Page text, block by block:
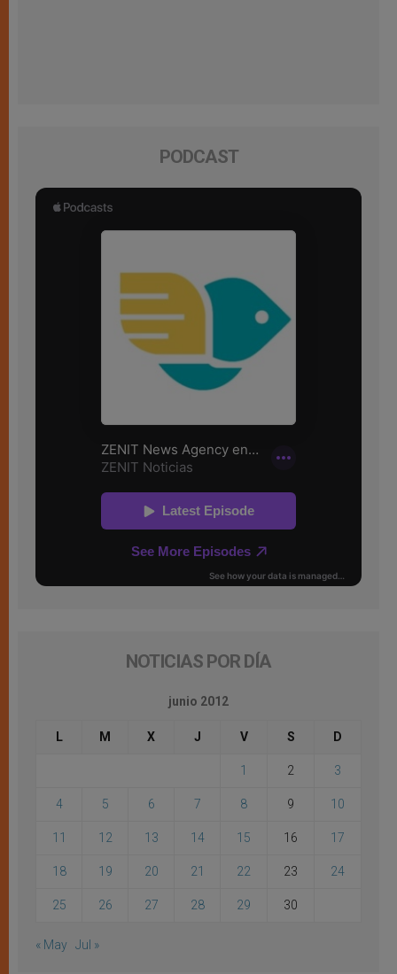
PODCAST
NOTICIAS POR DÍA
junio 2012
L M X J V S D
1 2 3
4 5 6 7 8 9 10
11 12 13 14 15 16 17
18 19 20 21 22 23 24
25 26 27 28 29 30
« May Jul »